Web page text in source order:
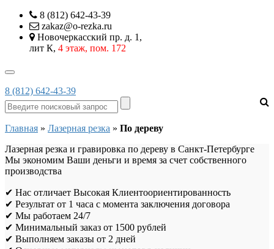
8 (812) 642-43-39
zakaz@o-rezka.ru
Новочеркасский пр. д. 1,
лит К, 4 этаж, пом. 172
8 (812) 642-43-39
Главная » Лазерная резка » По дереву
Лазерная резка и гравировка по дереву в Санкт-Петербурге
Мы экономим Ваши деньги и время за счет собственного
производства
✔ Нас отличает Высокая Клиентоориентированность
✔ Результат от 1 часа с момента заключения договора
✔ Мы работаем 24/7
✔ Минимальный заказ от 1500 рублей
✔ Выполняем заказы от 2 дней